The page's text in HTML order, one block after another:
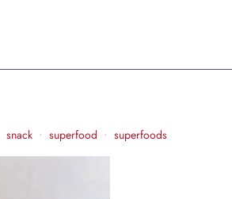
snack • superfood • superfoods